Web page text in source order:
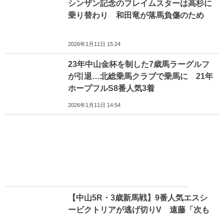
シンザン記念のフレイムスターは高杉に
乗り替わり 和田竜が落馬負傷のため
2026年1月11日 15:24
23年中山金杯を制した7歳馬ラーグルフ
が引退…北総乗馬クラブで乗馬に 21年
ホープフルS8番人気3着
2026年1月11日 14:54
【中山5R・3歳新馬戦】9番人気エスシ
ービクトリアが逃げ切りV 遠藤「次も